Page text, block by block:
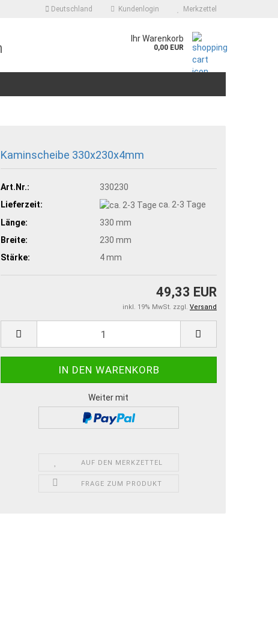
Deutschland Kundenlogin Merkzettel
Ihr Warenkorb
0,00 EUR
Kaminscheibe 330x230x4mm
Art.Nr.:
330230
Lieferzeit:
ca. 2-3 Tage
Länge:
330 mm
Breite:
230 mm
Stärke:
4 mm
49,33 EUR
inkl. 19% MwSt. zzgl. Versand
Weiter mit
AUF DEN MERKZETTEL
FRAGE ZUM PRODUKT